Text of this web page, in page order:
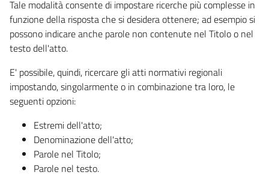
Tale modalità consente di impostare ricerche più complesse in
funzione della risposta che si desidera ottenere; ad esempio si
possono indicare anche parole non contenute nel Titolo o nel
testo dell'atto.
E' possibile, quindi, ricercare gli atti normativi regionali
impostando, singolarmente o in combinazione tra loro, le
seguenti opzioni:
Estremi dell'atto;
Denominazione dell'atto;
Parole nel Titolo;
Parole nel testo.